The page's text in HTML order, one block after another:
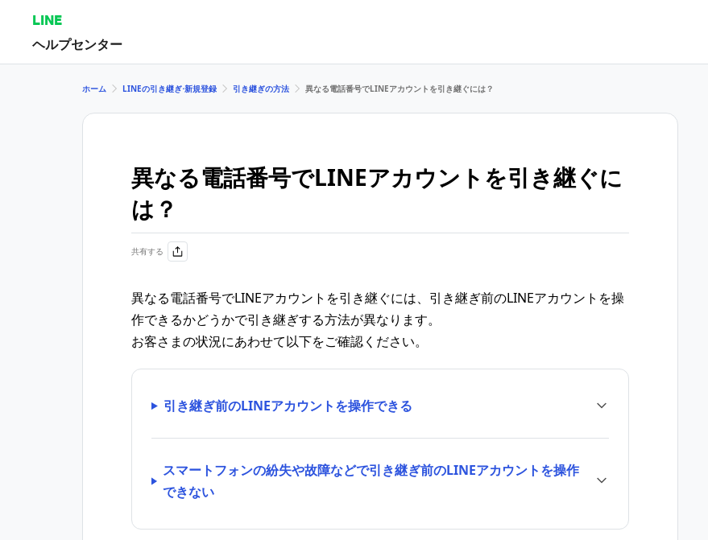
LINE
ヘルプセンター
ホーム LINEの引き継ぎ⋅新規登録 引き継ぎの方法 異なる電話番号でLINEアカウントを引き継ぐには？
異なる電話番号でLINEアカウントを引き継ぐに
は？
共有する
異なる電話番号でLINEアカウントを引き継ぐには、引き継ぎ前のLINEアカウントを操
作できるかどうかで引き継ぎする方法が異なります。
お客さまの状況にあわせて以下をご確認ください。
引き継ぎ前のLINEアカウントを操作できる
スマートフォンの紛失や故障などで引き継ぎ前のLINEアカウントを操作
できない